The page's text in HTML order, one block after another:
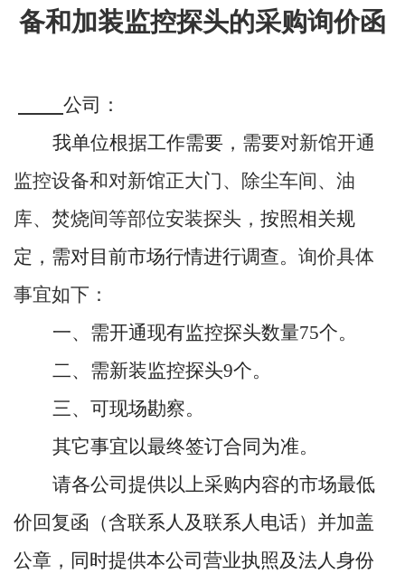
备和加装监控探头的采购询价函
公司：
我单位根据工作需要，需要对新馆开通
监控设备和对新馆正大门、除尘车间、油
库、焚烧间等部位安装探头， 按照相关规
定，需对目前市场行情进行调查。 询价具体
事宜如下：
一、需开通现有监控探头数量75个。
二、需新装监控探头9个。
三、可现场勘察。
其它事宜以最终签订合同为准。
请各公司提供以上采购内容的市场最低
价回复函（含联系人及联系人电话）并加盖
公章，同时提供本公司营业执照及法人身份